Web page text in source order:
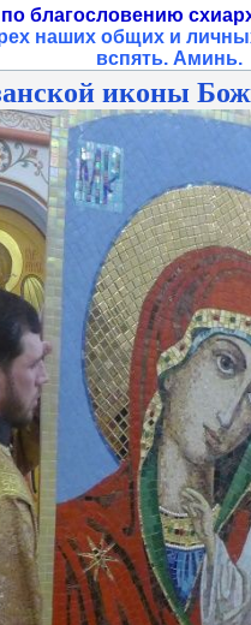
благословению
наших общих и
вспять. Аминь.
иконы